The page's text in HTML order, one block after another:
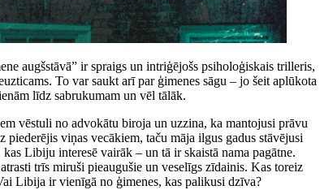
augšstāvā” ir spraigs un intriģējošs psiholoģiskais trilleris,
To var saukt arī par ģimenes sāgu – jo šeit aplūkota
līdz sabrukumam un vēl tālāk.
vēstuli no advokātu biroja un uzzina, ka mantojusi prāvu
piederējis viņas vecākiem, taču māja ilgus gadus stāvējusi
Libiju interesē vairāk – un tā ir skaistā nama pagātne.
trīs miruši pieaugušie un veselīgs zīdainis. Kas toreiz
Libija ir vienīgā no ģimenes, kas palikusi dzīva?